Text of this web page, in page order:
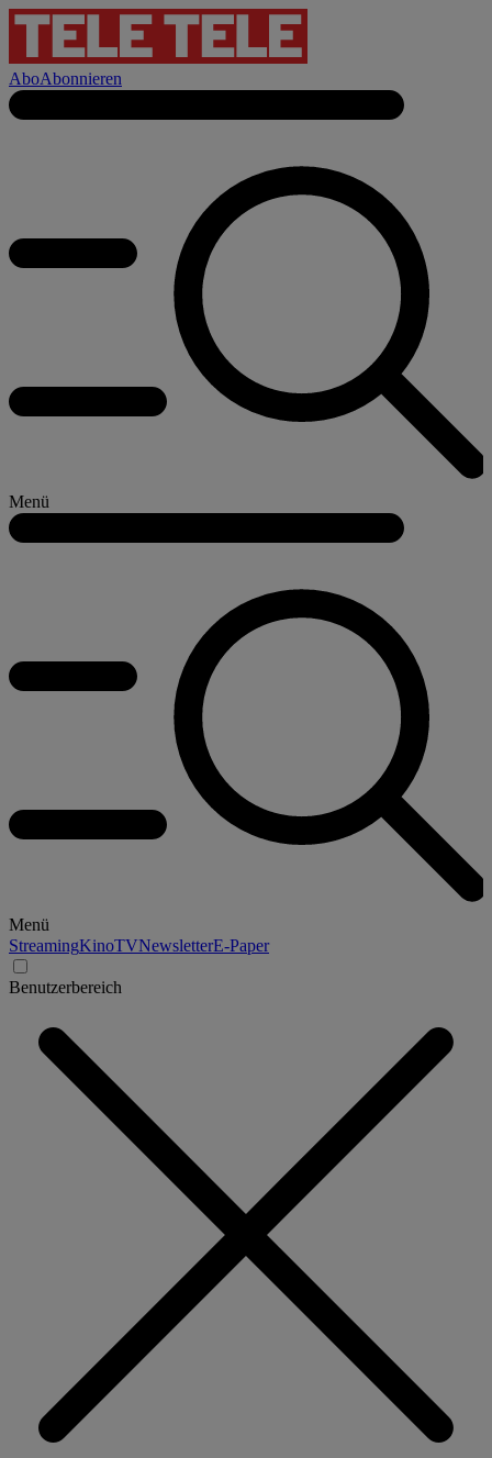
AboAbonnieren
Menü
Menü
StreamingKinoTVNewsletterE-Paper
Benutzerbereich